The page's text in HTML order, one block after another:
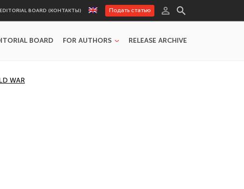
BOARD (КОНТАКТЫ) Подать статью
BOARD FOR AUTHORS RELEASE ARCHIVE
WAR